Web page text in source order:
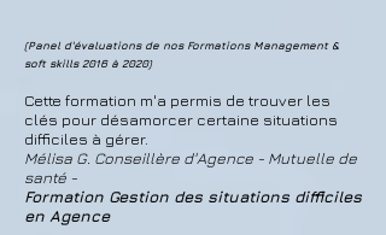
(Panel d'évaluations de nos Formations Management &
soft skills 2016 à 2020)
Cette formation m'a permis de trouver les
clés pour désamorcer certaine situations
difficiles à gérer.
Mélisa G. Conseillère d'Agence - Mutuelle de
santé -
Formation Gestion des situations difficiles
en Agence